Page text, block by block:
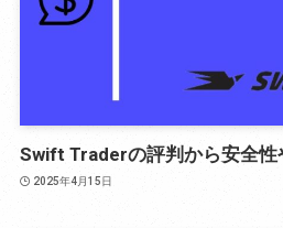
Swift Traderの評判から安全性
2025年4月15日